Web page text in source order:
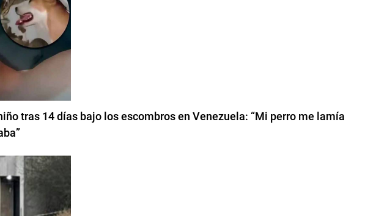
tras 14 días bajo los escombros en Venezuela: “Mi perro me lamía